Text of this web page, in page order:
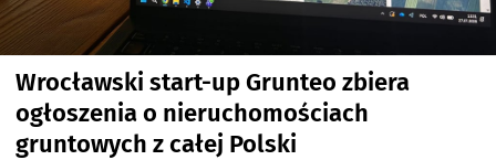
Wrocławski start-up Grunteo zbiera
ogłoszenia o nieruchomościach
gruntowych z całej Polski